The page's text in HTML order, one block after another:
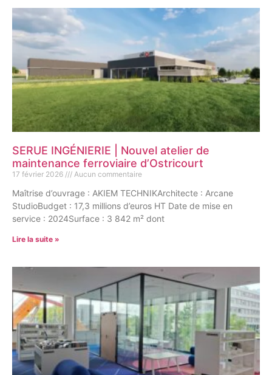
SERUE INGÉNIERIE | Nouvel atelier de
maintenance ferroviaire d’Ostricourt
17 février 2026 Aucun commentaire
Maîtrise d’ouvrage : AKIEM TECHNIKArchitecte : Arcane
StudioBudget : 17,3 millions d’euros HT Date de mise en
service : 2024Surface : 3 842 m² dont
Lire la suite »